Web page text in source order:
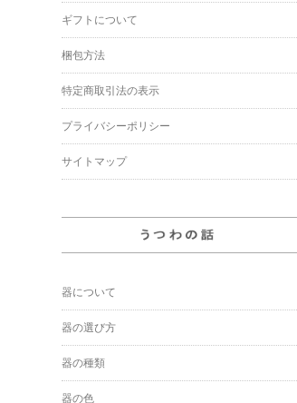
ギフトについて
梱包方法
特定商取引法の表示
プライバシーポリシー
サイトマップ
器について
器の選び方
器の種類
器の色